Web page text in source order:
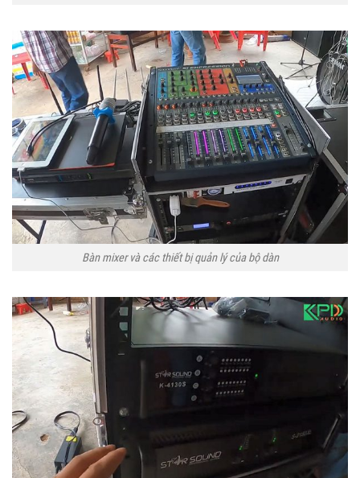
Bàn mixer và các thiết bị quản lý của bộ dàn